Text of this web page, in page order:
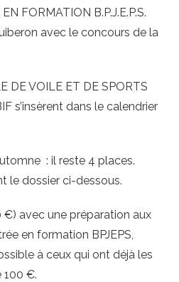
FORMATION B.P.J.E.P.S.
avec le concours de la
DE VOILE ET DE SPORTS
s’insèrent dans le calendrier
: il reste 4 places.
le dossier ci-dessous.
€) avec une préparation aux
en formation BPJEPS,
à ceux qui ont déjà les
100 €.